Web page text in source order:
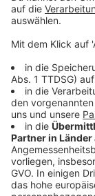
E-Wagen:
7.21 Uhr
E-Wagen:
Gymnasium:
um 7.08 Uhr)
E-Wagen:
Fahrt um 7.05